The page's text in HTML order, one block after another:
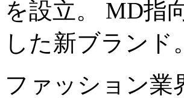
を設立。 MD指
した新ブランド。
ファッション業